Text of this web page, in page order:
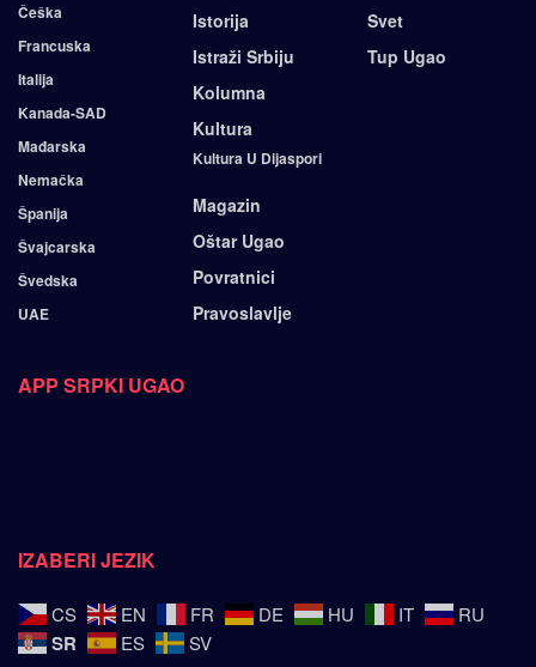
Češka
Francuska
Italija
Kanada-SAD
Mađarska
Nemačka
Španija
Švajcarska
Švedska
UAE
Istorija
Istraži Srbiju
Kolumna
Kultura
Kultura U Dijaspori
Magazin
Oštar Ugao
Povratnici
Pravoslavlje
Svet
Tup Ugao
APP SRPKI UGAO
IZABERI JEZIK
CS EN FR DE HU IT RU
SR ES SV